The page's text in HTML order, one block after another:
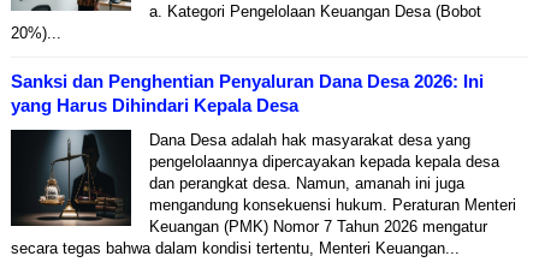
a. Kategori Pengelolaan Keuangan Desa (Bobot
20%)...
Sanksi dan Penghentian Penyaluran Dana Desa 2026: Ini
yang Harus Dihindari Kepala Desa
Dana Desa adalah hak masyarakat desa yang
pengelolaannya dipercayakan kepada kepala desa
dan perangkat desa. Namun, amanah ini juga
mengandung konsekuensi hukum. Peraturan Menteri
Keuangan (PMK) Nomor 7 Tahun 2026 mengatur
secara tegas bahwa dalam kondisi tertentu, Menteri Keuangan...